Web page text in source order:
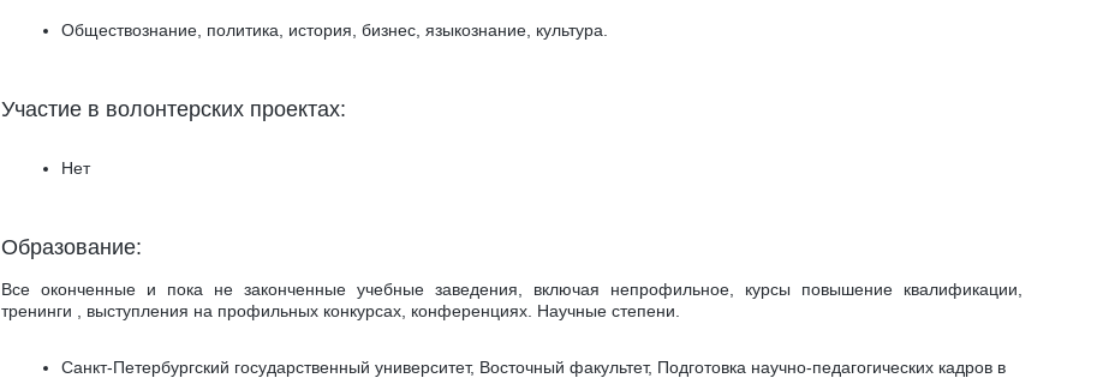
Обществознание, политика, история, бизнес, языкознание, культура.
Участие в волонтерских проектах:
Нет
Образование:
Все оконченные и пока не законченные учебные заведения, включая непрофильное, курсы повышение квалификации,
тренинги , выступления на профильных конкурсах, конференциях. Научные степени.
Санкт-Петербургский государственный университет, Восточный факультет, Подготовка научно-педагогических кадров в